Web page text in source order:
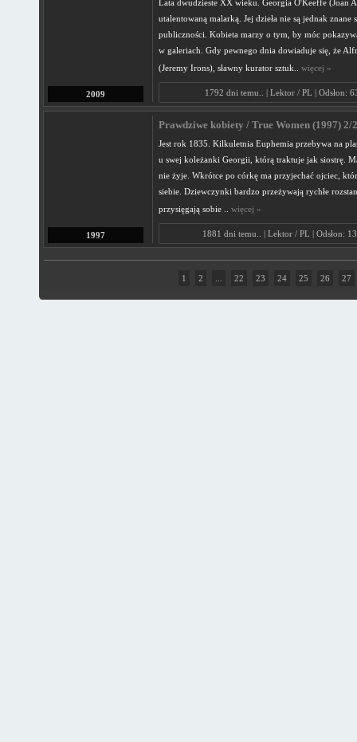
2009
Lata dwudzieste XX wieku. Georgia O'Keeffe (Joan
utalentowaną malarką. Jej dzieła nie są jednak znane
publiczności. Kobieta marzy o tym, by móc
w galeriach. Gdy pewnego dnia dowiaduje się, że
(Jeremy Irons), sławny kurator sztuk.. więcej »
1792 dni temu.. | Lektor / PL | Odsłon:
1997
Prawdziwe kobiety / True Women (1997) 2/2
Jest rok 1835. Kilkuletnia Euphemia przebywa na
u swej koleżanki Georgii, którą traktuje jak siostrę.
nie żyje. Wkrótce po córkę ma przyjechać ojciec,
siebie. Dziewczynki bardzo przeżywają rychłe
przysięgają sobie .. więcej »
1881 dni temu.. | Lektor / PL | Odsłon:
1 2 22 23 24 25 26 27